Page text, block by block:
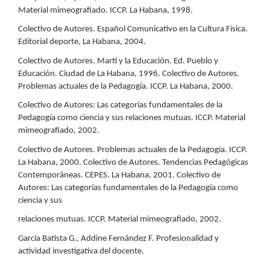
Material mimeografiado. ICCP. La Habana, 1998.
Colectivo de Autores. Español Comunicativo en la Cultura Física.
Editorial deporte, La Habana, 2004.
Colectivo de Autores. Martí y la Educación. Ed. Pueblo y
Educación. Ciudad de La Habana, 1996. Colectivo de Autores.
Problemas actuales de la Pedagogía. ICCP. La Habana, 2000.
Colectivo de Autores: Las categorías fundamentales de la
Pedagogía como ciencia y sus relaciones mutuas. ICCP. Material
mimeografiado, 2002.
Colectivo de Autores. Problemas actuales de la Pedagogía. ICCP.
La Habana, 2000. Colectivo de Autores. Tendencias Pedagógicas
Contemporáneas. CEPES. La Habana, 2001. Colectivo de
Autores: Las categorías fundamentales de la Pedagogía como
ciencia y sus
relaciones mutuas. ICCP. Material mimeografiado, 2002.
García Batista G., Addine Fernández F. Profesionalidad y
actividad investigativa del docente.